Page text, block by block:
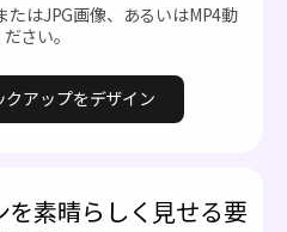
たはJPG画像、あるいはMP4動
さい。
クアップをデザイン
素晴らしく見せる要